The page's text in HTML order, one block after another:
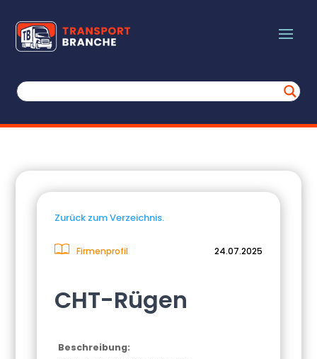
Zurück zum Verzeichnis.
Firmenprofil 24.07.2025
CHT-Rügen
Beschreibung: